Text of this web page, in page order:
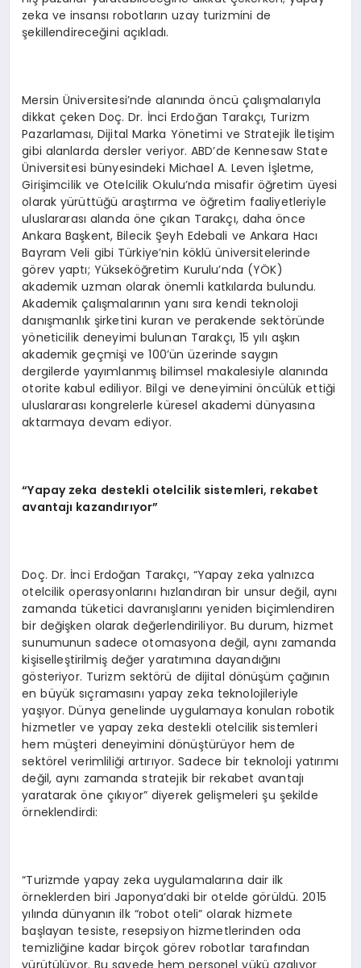
zeka ve insansı robotların uzay turizmini de
şekillendireceğini açıkladı.
Mersin Üniversitesi’nde alanında öncü çalışmalarıyla
dikkat çeken Doç. Dr. İnci Erdoğan Tarakçı, Turizm
Pazarlaması, Dijital Marka Yönetimi ve Stratejik İletişim
gibi alanlarda dersler veriyor. ABD’de Kennesaw State
Üniversitesi bünyesindeki Michael A. Leven İşletme,
Girişimcilik ve Otelcilik Okulu’nda misafir öğretim üyesi
olarak yürüttüğü araştırma ve öğretim faaliyetleriyle
uluslararası alanda öne çıkan Tarakçı, daha önce
Ankara Başkent, Bilecik Şeyh Edebali ve Ankara Hacı
Bayram Veli gibi Türkiye’nin köklü üniversitelerinde
görev yaptı; Yükseköğretim Kurulu’nda (YÖK)
akademik uzman olarak önemli katkılarda bulundu.
Akademik çalışmalarının yanı sıra kendi teknoloji
danışmanlık şirketini kuran ve perakende sektöründe
yöneticilik deneyimi bulunan Tarakçı, 15 yılı aşkın
akademik geçmişi ve 100’ün üzerinde saygın
dergilerde yayımlanmış bilimsel makalesiyle alanında
otorite kabul ediliyor. Bilgi ve deneyimini öncülük ettiği
uluslararası kongrelerle küresel akademi dünyasına
aktarmaya devam ediyor.
“Yapay zeka destekli otelcilik sistemleri, rekabet
avantajı kazandırıyor”
Doç. Dr. İnci Erdoğan Tarakçı, “Yapay zeka yalnızca
otelcilik operasyonlarını hızlandıran bir unsur değil, aynı
zamanda tüketici davranışlarını yeniden biçimlendiren
bir değişken olarak değerlendiriliyor. Bu durum, hizmet
sunumunun sadece otomasyona değil, aynı zamanda
kişiselleştirilmiş değer yaratımına dayandığını
gösteriyor. Turizm sektörü de dijital dönüşüm çağının
en büyük sıçramasını yapay zeka teknolojileriyle
yaşıyor. Dünya genelinde uygulamaya konulan robotik
hizmetler ve yapay zeka destekli otelcilik sistemleri
hem müşteri deneyimini dönüştürüyor hem de
sektörel verimliliği artırıyor. Sadece bir teknoloji yatırımı
değil, aynı zamanda stratejik bir rekabet avantajı
yaratarak öne çıkıyor” diyerek gelişmeleri şu şekilde
örneklendirdi:
“Turizmde yapay zeka uygulamalarına dair ilk
örneklerden biri Japonya’daki bir otelde görüldü. 2015
yılında dünyanın ilk “robot oteli” olarak hizmete
başlayan tesiste, resepsiyon hizmetlerinden oda
temizliğine kadar birçok görev robotlar tarafından
yürütülüyor. Bu sayede hem personel yükü azalıyor